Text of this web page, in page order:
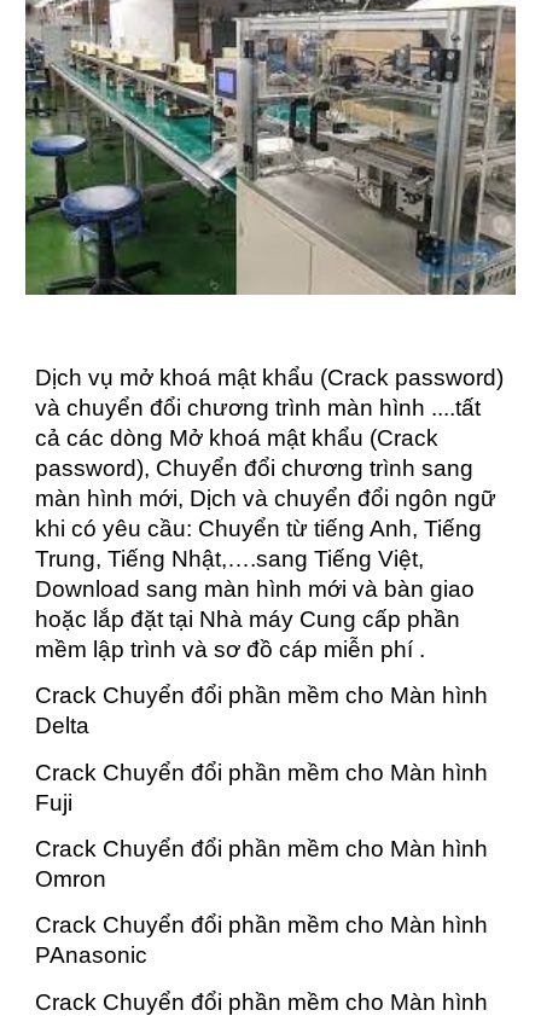
Dịch vụ mở khoá mật khẩu (Crack password)
và chuyển đổi chương trình màn hình ....tất
cả các dòng Mở khoá mật khẩu (Crack
password), Chuyển đổi chương trình sang
màn hình mới, Dịch và chuyển đổi ngôn ngữ
khi có yêu cầu: Chuyển từ tiếng Anh, Tiếng
Trung, Tiếng Nhật,….sang Tiếng Việt,
Download sang màn hình mới và bàn giao
hoặc lắp đặt tại Nhà máy Cung cấp phần
mềm lập trình và sơ đồ cáp miễn phí .
Crack Chuyển đổi phần mềm cho Màn hình
Delta
Crack Chuyển đổi phần mềm cho Màn hình
Fuji
Crack Chuyển đổi phần mềm cho Màn hình
Omron
Crack Chuyển đổi phần mềm cho Màn hình
PAnasonic
Crack Chuyển đổi phần mềm cho Màn hình